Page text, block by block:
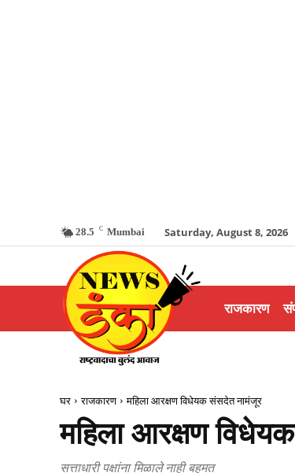
28.5 C Mumbai Saturday, August 8, 2026
राजकारण
घर राजकारण महिला आरक्षण विधेयक संसदेत नामंजूर
महिला आरक्षण
सत्ताधारी पक्षांना मिळाले नाही बहुमत